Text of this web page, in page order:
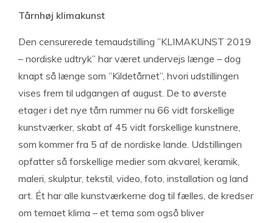
Tårnhøj klimakunst
Den censurerede temaudstilling ”KLIMAKUNST 2019
– nordiske udtryk” har været undervejs længe – dog
knapt så længe som ”Kildetårnet”, hvori udstillingen
vises frem til udgangen af august. De to øverste
etager i det nye tårn rummer nu 66 vidt forskellige
kunstværker, skabt af 45 vidt forskellige kunstnere,
som kommer fra 5 af de nordiske lande. Udstillingen
opfatter så forskellige medier som akvarel, keramik,
maleri, skulptur, tekstil, video, foto, installation og land
art. Ét har alle kunstværkerne dog til fælles, de kredser
om temaet klima – et tema som også bliver